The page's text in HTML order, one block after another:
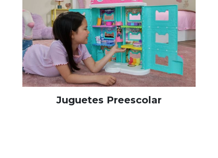
Juguetes Preescolar